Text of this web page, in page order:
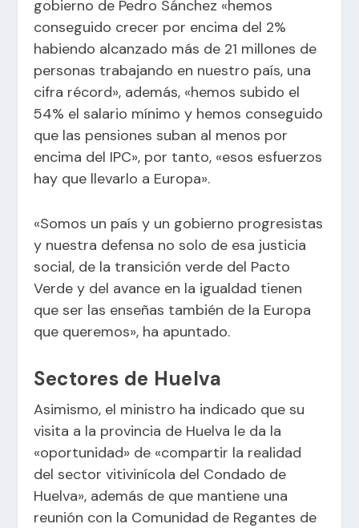
gobierno de Pedro Sánchez «hemos
conseguido crecer por encima del 2%
habiendo alcanzado más de 21 millones de
personas trabajando en nuestro país, una
cifra récord», además, «hemos subido el
54% el salario mínimo y hemos conseguido
que las pensiones suban al menos por
encima del IPC», por tanto, «esos esfuerzos
hay que llevarlo a Europa».
«Somos un país y un gobierno progresistas
y nuestra defensa no solo de esa justicia
social, de la transición verde del Pacto
Verde y del avance en la igualdad tienen
que ser las enseñas también de la Europa
que queremos», ha apuntado.
Sectores de Huelva
Asimismo, el ministro ha indicado que su
visita a la provincia de Huelva le da la
«oportunidad» de «compartir la realidad
del sector vitivinícola del Condado de
Huelva», además de que mantiene una
reunión con la Comunidad de Regantes de